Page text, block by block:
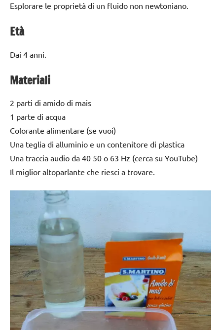
Esplorare le proprietà di un fluido non newtoniano.
Età
Dai 4 anni.
Materiali
2 parti di amido di mais
1 parte di acqua
Colorante alimentare (se vuoi)
Una teglia di alluminio e un contenitore di plastica
Una traccia audio da 40 50 o 63 Hz (cerca su YouTube)
Il miglior altoparlante che riesci a trovare.